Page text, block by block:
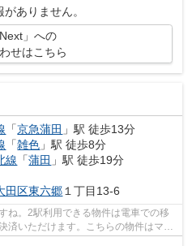
ありません。
Next」への
せはこちら
「京急蒲田 」駅 徒歩13分
「雑色 」駅 徒歩8分
線 「蒲田 」駅 徒歩19分
田区東六郷 １丁目13-6
ね。2駅利用できる物件は電車での移
済いただけます。こちらの物件はマン